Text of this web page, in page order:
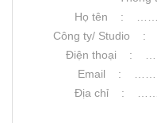
Họ tên :
Công ty/
Điện thoại :
Email :
Địa chỉ :